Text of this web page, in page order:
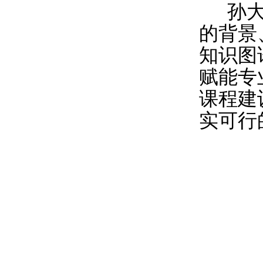
孙
的背
知识图
赋能
课程建
实可行